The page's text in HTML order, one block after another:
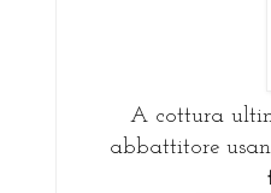
A cottura
abbattitore